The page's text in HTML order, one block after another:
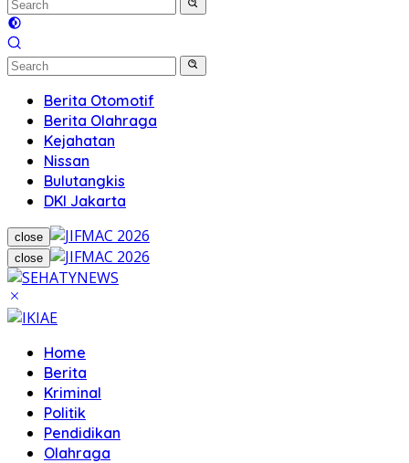
Berita Otomotif
Berita Olahraga
Kejahatan
Nissan
Bulutangkis
DKI Jakarta
close
close
Home
Berita
Kriminal
Politik
Pendidikan
Olahraga